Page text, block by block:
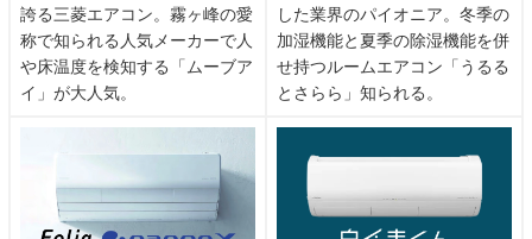
誇る三菱エアコン。霧ヶ峰の愛
称で知られる人気メーカーで人
や床温度を検知する「ムーブア
イ」が大人気。
した業界のパイオニア。冬季の
加湿機能と夏季の除湿機能を併
せ持つルームエアコン「うるる
とさらら」知られる。